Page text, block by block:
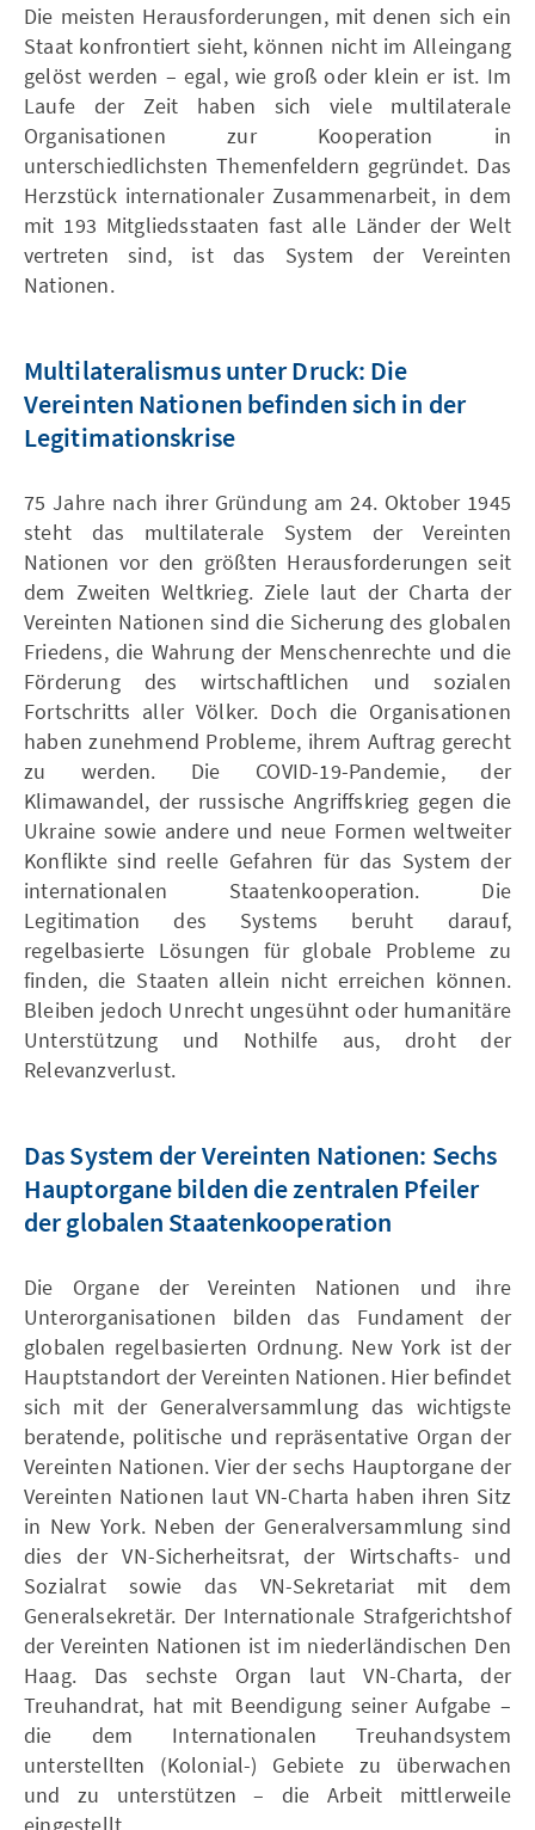
Die meisten Herausforderungen, mit denen sich ein
Staat konfrontiert sieht, können nicht im Alleingang
gelöst werden – egal, wie groß oder klein er ist. Im
Laufe der Zeit haben sich viele multilaterale
Organisationen zur Kooperation in
unterschiedlichsten Themenfeldern gegründet. Das
Herzstück internationaler Zusammenarbeit, in dem
mit 193 Mitgliedsstaaten fast alle Länder der Welt
vertreten sind, ist das System der Vereinten
Nationen.
Multilateralismus unter Druck: Die
Vereinten Nationen befinden sich in der
Legitimationskrise
75 Jahre nach ihrer Gründung am 24. Oktober 1945
steht das multilaterale System der Vereinten
Nationen vor den größten Herausforderungen seit
dem Zweiten Weltkrieg. Ziele laut der Charta der
Vereinten Nationen sind die Sicherung des globalen
Friedens, die Wahrung der Menschenrechte und die
Förderung des wirtschaftlichen und sozialen
Fortschritts aller Völker. Doch die Organisationen
haben zunehmend Probleme, ihrem Auftrag gerecht
zu werden. Die COVID-19-Pandemie, der
Klimawandel, der russische Angriffskrieg gegen die
Ukraine sowie andere und neue Formen weltweiter
Konflikte sind reelle Gefahren für das System der
internationalen Staatenkooperation. Die
Legitimation des Systems beruht darauf,
regelbasierte Lösungen für globale Probleme zu
finden, die Staaten allein nicht erreichen können.
Bleiben jedoch Unrecht ungesühnt oder humanitäre
Unterstützung und Nothilfe aus, droht der
Relevanzverlust.
Das System der Vereinten Nationen: Sechs
Hauptorgane bilden die zentralen Pfeiler
der globalen Staatenkooperation
Die Organe der Vereinten Nationen und ihre
Unterorganisationen bilden das Fundament der
globalen regelbasierten Ordnung. New York ist der
Hauptstandort der Vereinten Nationen. Hier befindet
sich mit der Generalversammlung das wichtigste
beratende, politische und repräsentative Organ der
Vereinten Nationen. Vier der sechs Hauptorgane der
Vereinten Nationen laut VN-Charta haben ihren Sitz
in New York. Neben der Generalversammlung sind
dies der VN-Sicherheitsrat, der Wirtschafts- und
Sozialrat sowie das VN-Sekretariat mit dem
Generalsekretär. Der Internationale Strafgerichtshof
der Vereinten Nationen ist im niederländischen Den
Haag. Das sechste Organ laut VN-Charta, der
Treuhandrat, hat mit Beendigung seiner Aufgabe –
die dem Internationalen Treuhandsystem
unterstellten (Kolonial-) Gebiete zu überwachen
und zu unterstützen – die Arbeit mittlerweile
eingestellt.